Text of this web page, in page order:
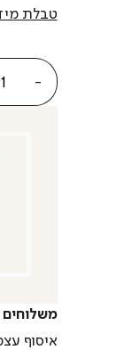
טבלת
משלוחים
איסוף